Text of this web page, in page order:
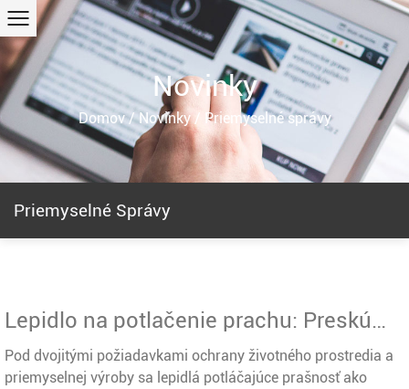
Novinky
Domov/Novinky/ Priemyselné správy
Priemyselné Správy
Lepidlo na potlačenie prachu: Preskúmanie efektívnej priľnavosti pod sieťovou štruktúrou
Pod dvojitými požiadavkami ochrany životného prostredia a
priemyselnej výroby sa lepidlá potláčajúce prašnosť ako